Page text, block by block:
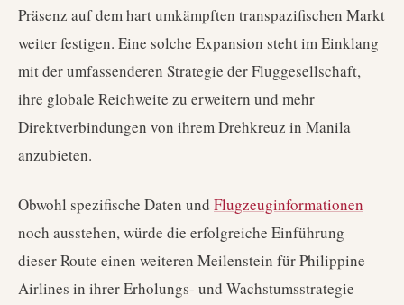
Präsenz auf dem hart umkämpften transpazifischen Markt
weiter festigen. Eine solche Expansion steht im Einklang
mit der umfassenderen Strategie der Fluggesellschaft,
ihre globale Reichweite zu erweitern und mehr
Direktverbindungen von ihrem Drehkreuz in Manila
anzubieten.
Obwohl spezifische Daten und Flugzeuginformationen
noch ausstehen, würde die erfolgreiche Einführung
dieser Route einen weiteren Meilenstein für Philippine
Airlines in ihrer Erholungs- und Wachstumsstrategie